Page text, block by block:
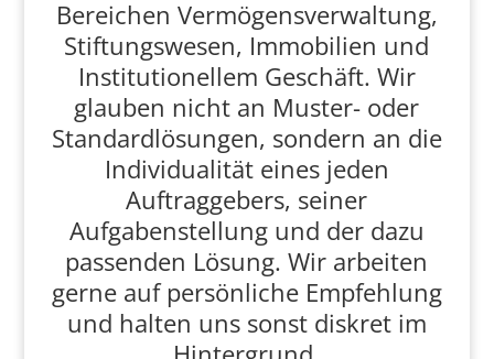
Bereichen Vermögensverwaltung,
Stiftungswesen, Immobilien und
Institutionellem Geschäft. Wir
glauben nicht an Muster- oder
Standardlösungen, sondern an die
Individualität eines jeden
Auftraggebers, seiner
Aufgabenstellung und der dazu
passenden Lösung. Wir arbeiten
gerne auf persönliche Empfehlung
und halten uns sonst diskret im